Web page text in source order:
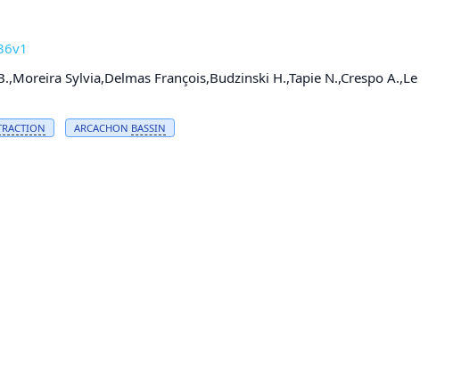
Sylvia,Delmas François,Budzinski H.,Tapie N.,Crespo A.,Le
ARCACHON BASSIN